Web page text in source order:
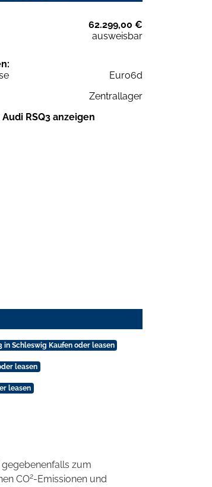
62.299,00 €
ausweisbar
Euro6d
Zentrallager
RSQ3 anzeigen
in Schleswig Kaufen oder leasen
leasen
leasen
zum
CO2-Emissionen und